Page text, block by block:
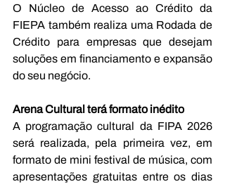
O Núcleo de Acesso ao Crédito da
FIEPA também realiza uma Rodada de
Crédito para empresas que desejam
soluções em financiamento e expansão
do seu negócio.
Arena Cultural terá formato inédito
A programação cultural da FIPA 2026
será realizada, pela primeira vez, em
formato de mini festival de música, com
apresentações gratuitas entre os dias